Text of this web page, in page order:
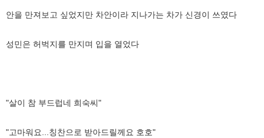
안을 만져보고 싶었지만 차안이라 지나가는 차가 신경이 쓰였다
성민은 허벅지를 만지며 입을 열었다
"살이 참 부드럽네 희숙씨"
"고마워요...칭찬으로 받아드릴께요 호호"